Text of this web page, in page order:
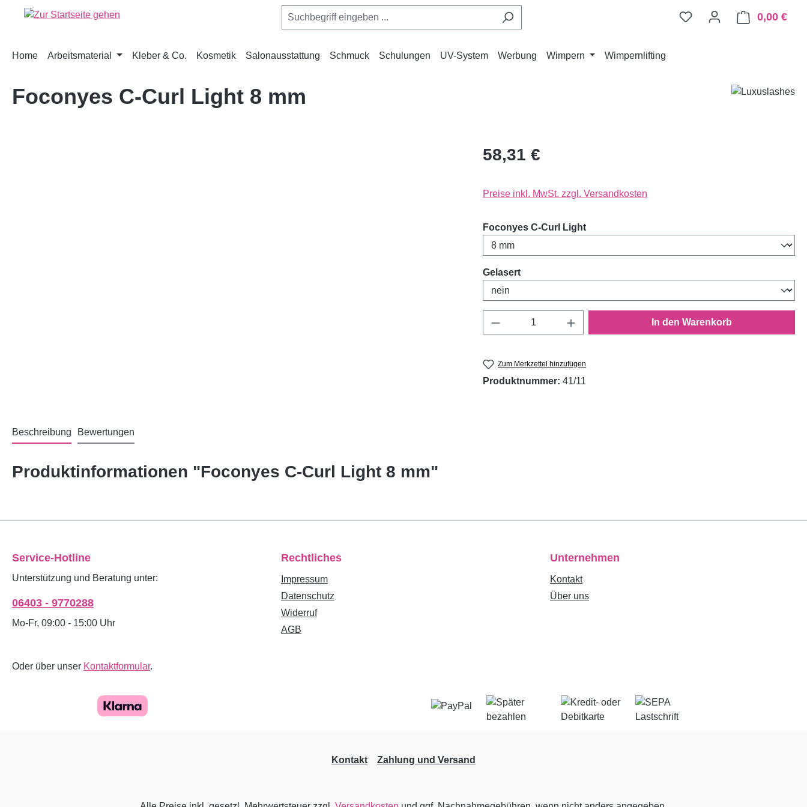
Zur Hauptnavigation springen 0,00 €
Home Arbeitsmaterial Kleber & Co. Kosmetik Salonausstattung Schmuck Schulungen UV-System Werbung Wimpern Wimpernlifting
Foconyes C-Curl Light 8 mm
58,31 €
Preise inkl. MwSt. zzgl. Versandkosten
Foconyes C-Curl Lightauswählen
Gelasertauswählen
Produkt Anzahl: Gib den gewünschten Wert ein
In den Warenkorb
Zum Merkzettel hinzufügen
Produktnummer: 41/11
Beschreibung Bewertungen
Produktinformationen "Foconyes C-Curl Light 8 mm"
Service-Hotline
Unterstützung und Beratung unter:
06403 - 9770288
Mo-Fr, 09:00 - 15:00 Uhr
Oder über unser Kontaktformular.
Rechtliches
Impressum
Datenschutz
Widerruf
AGB
Unternehmen
Kontakt
Über uns
Kontakt Zahlung und Versand